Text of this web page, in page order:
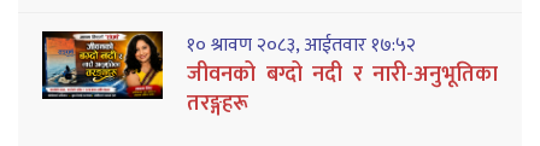
१० श्रावण २०८३, आईतवार १७:५२
जीवनको बग्दो नदी र नारी-अनुभूतिका
तरङ्गहरू